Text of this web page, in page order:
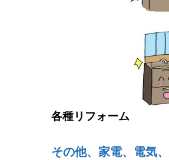
各種リフォーム
その他、家電、電気